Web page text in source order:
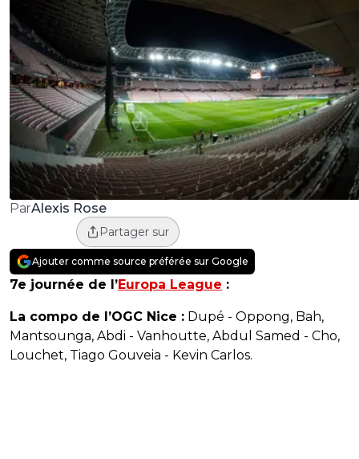
ParAlexis Rose
Partager sur
Ajouter comme source préférée sur Google
7e journée de l’Europa League :
La compo de l’OGC Nice : Dupé - Oppong, Bah,
Mantsounga, Abdi - Vanhoutte, Abdul Samed - Cho,
Louchet, Tiago Gouveia - Kevin Carlos.